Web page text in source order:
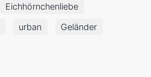
Eichhörnchenliebe
urban Geländer